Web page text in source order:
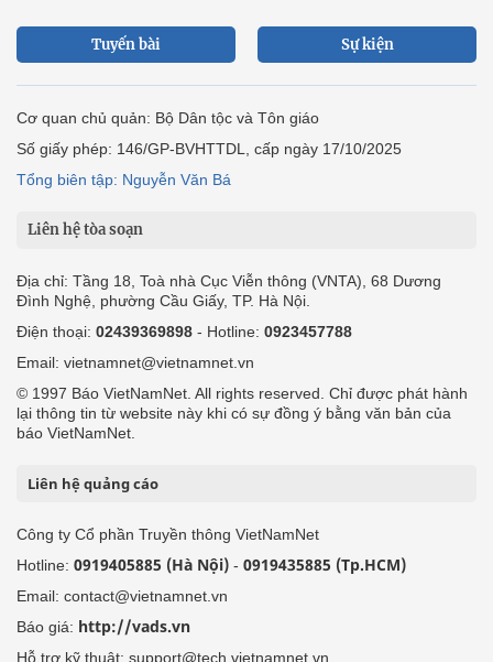
Tuyến bài Sự kiện
Cơ quan chủ quản: Bộ Dân tộc và Tôn giáo
Số giấy phép: 146/GP-BVHTTDL, cấp ngày 17/10/2025
Tổng biên tập: Nguyễn Văn Bá
Liên hệ tòa soạn
Địa chỉ: Tầng 18, Toà nhà Cục Viễn thông (VNTA), 68 Dương
Đình Nghệ, phường Cầu Giấy, TP. Hà Nội.
Điện thoại: 02439369898 - Hotline: 0923457788
Email: vietnamnet@vietnamnet.vn
© 1997 Báo VietNamNet. All rights reserved. Chỉ được phát hành
lại thông tin từ website này khi có sự đồng ý bằng văn bản của
báo VietNamNet.
Liên hệ quảng cáo
Công ty Cổ phần Truyền thông VietNamNet
Hotline: 0919405885 (Hà Nội) - 0919435885 (Tp.HCM)
Email: contact@vietnamnet.vn
Báo giá: http://vads.vn
Hỗ trợ kỹ thuật: support@tech.vietnamnet.vn